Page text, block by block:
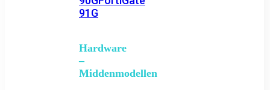
91G
Hardware
–
Middenmodellen